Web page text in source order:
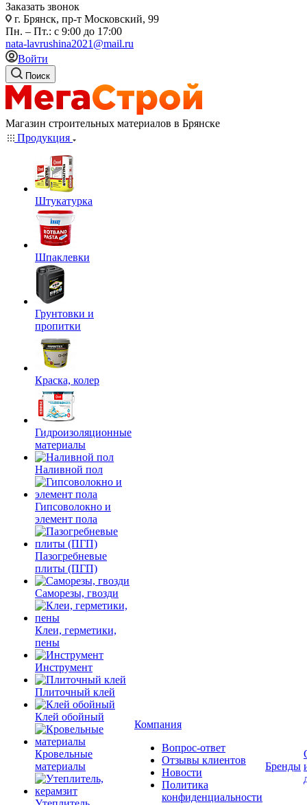
Заказать звонок
г. Брянск, пр-т Московский, 99
Пн. – Пт.: с 9:00 до 17:00
nata-lavrushina2021@mail.ru
Войти
Поиск
Магазин строительных материалов в Брянске
Продукция
Штукатурка
Шпаклевки
Грунтовки и
пропитки
Краска, колер
Гидроизоляционные
материалы
Наливной пол
Гипсоволокно и
элемент пола
Пазогребневые
плиты (ПГП)
Саморезы, гвозди
Клеи, герметики,
пены
Инструмент
Плиточный клей
Клей обойный
Кровельные
материалы
Компания
Вопрос-ответ
Отзывы клиентов
Новости
Политика
конфиденциальности
Бренды